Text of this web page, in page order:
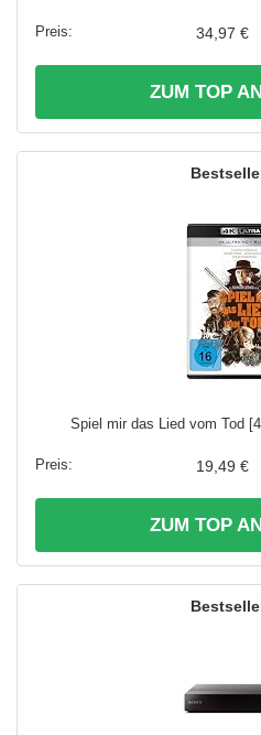
34,97 €
ZUM TOP
Spiel mir das Lied vom Tod
19,49 €
ZUM TOP